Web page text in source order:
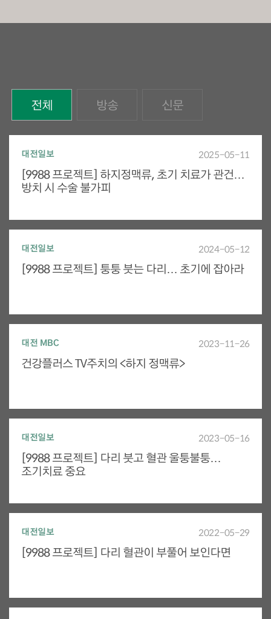
전체 방송 신문
대전일보
[9988 프로젝트] 하지정맥류, 초기 치료가 관건…
방치 시 수술 불가피
2025-05-11
대전일보
[9988 프로젝트] 퉁퉁 붓는 다리… 초기에 잡아라
2024-05-12
대전 MBC
건강플러스 TV주치의 <하지 정맥류>
2023-11-26
대전일보
[9988 프로젝트] 다리 붓고 혈관 울퉁불퉁…
조기치료 중요
2023-05-16
대전일보
[9988 프로젝트] 다리 혈관이 부풀어 보인다면
2022-05-29